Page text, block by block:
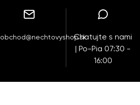
obchod@nechtovyshop.skChatujte s nami
| Po-Pia 07:30 -
16:00